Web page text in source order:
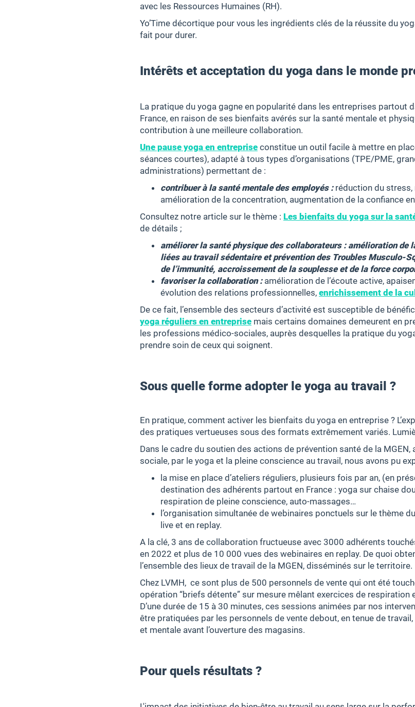
avec les Ressources Humaines (RH).
Yo’Time décortique pour vous les ingrédients clés de la réussite du
fait pour durer.
Intérêts et acceptation du yoga dans le monde
La pratique du yoga gagne en popularité dans les entreprises partout
France, en raison de ses bienfaits avérés sur la santé mentale et
contribution à une meilleure collaboration.
Une pause yoga en entreprise constitue un outil facile à mettre en
séances courtes), adapté à tous types d’organisations (TPE/PME,
administrations) permettant de :
contribuer à la santé mentale des employés : réduction du
amélioration de la concentration, augmentation de la confiance
Consultez notre article sur le thème : Les bienfaits du yoga sur la
de détails ;
améliorer la santé physique des collaborateurs : amélioration de
liées au travail sédentaire et prévention des Troubles Musculo-
de l’immunité, accroissement de la souplesse et de la force
favoriser la collaboration :amélioration de l’écoute active,
évolution des relations professionnelles, enrichissement de la
De ce fait, l’ensemble des secteurs d’activité est susceptible de
yoga réguliers en entreprise mais certains domaines demeurent en
les professions médico-sociales, auprès desquelles la pratique du
prendre soin de ceux qui soignent.
Sous quelle forme adopter le yoga au travail ?
En pratique, comment activer les bienfaits du yoga en entreprise ?
des pratiques vertueuses sous des formats extrêmement variés.
Dans le cadre du soutien des actions de prévention santé de la
sociale, par le yoga et la pleine conscience au travail, nous avons pu
la mise en place d’ateliers réguliers, plusieurs fois par an, (en
destination des adhérents partout en France : yoga sur chaise
respiration de pleine conscience, auto-massages…
l’organisation simultanée de webinaires ponctuels sur le thème
live et en replay.
A la clé, 3 ans de collaboration fructueuse avec 3000 adhérents
en 2022 et plus de 10 000 vues des webinaires en replay. De quoi
l’ensemble des lieux de travail de la MGEN, disséminés sur le territoire.
Chez LVMH, ce sont plus de 500 personnels de vente qui ont été
opération “briefs détente” sur mesure mêlant exercices de
D’une durée de 15 à 30 minutes, ces sessions animées par nos
être pratiquées par les personnels de vente debout, en tenue de
et mentale avant l’ouverture des magasins.
Pour quels résultats ?